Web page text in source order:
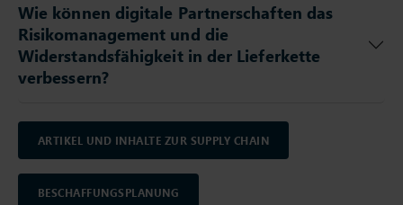
Wie können digitale Partnerschaften das
Risikomanagement und die
Widerstandsfähigkeit in der Lieferkette
verbessern?
ARTIKEL UND INHALTE ZUR SUPPLY CHAIN
BESCHAFFUNGSPLANUNG